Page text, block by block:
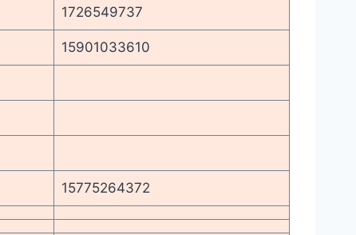
1726549737
15901033610
15775264372